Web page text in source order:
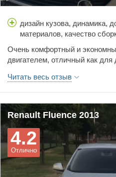
дизайн кузова, динамика,
материалов, качество
обслуживания, тормоза,
шумоизоляция
Очень комфортный и
двигателем, отличный как для
не мало важно для наших
японца или немца приятная
Читать весь отзыв
Renault Fluence 2013
Отлично
4.2